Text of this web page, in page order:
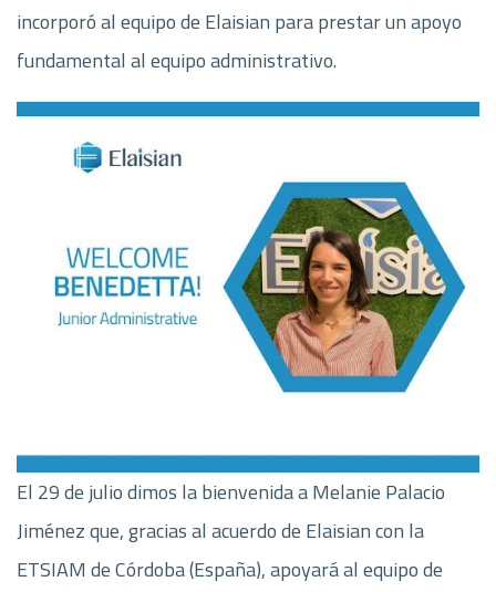
incorporó al equipo de Elaisian para prestar un apoyo
fundamental al equipo administrativo.
El 29 de julio dimos la bienvenida a Melanie Palacio
Jiménez que, gracias al acuerdo de Elaisian con la
ETSIAM de Córdoba (España), apoyará al equipo de